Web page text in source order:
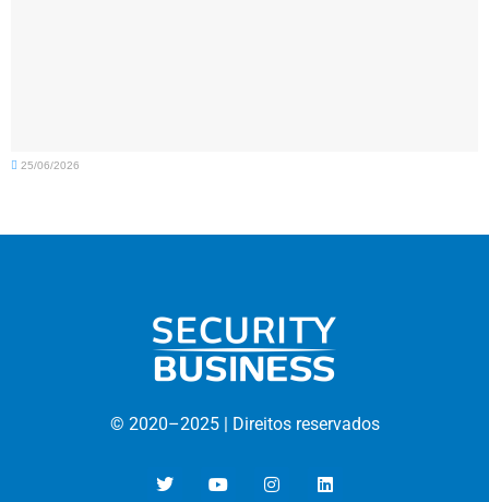
25/06/2026
© 2020–2025 | Direitos reservados